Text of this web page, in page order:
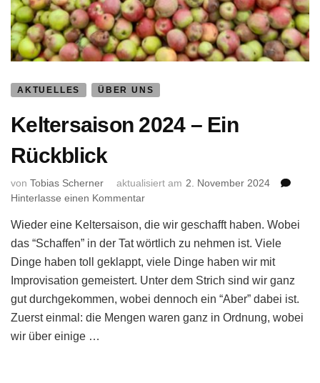
AKTUELLES ÜBER UNS
Keltersaison 2024 – Ein
Rückblick
von Tobias Scherner aktualisiert am 2. November 2024
Hinterlasse einen Kommentarzu
2024
–
Ein
Wieder eine Keltersaison, die wir geschafft haben. Wobei
das “Schaffen” in der Tat wörtlich zu nehmen ist. Viele
Dinge haben toll geklappt, viele Dinge haben wir mit
Improvisation gemeistert. Unter dem Strich sind wir ganz
gut durchgekommen, wobei dennoch ein “Aber” dabei ist.
Zuerst einmal: die Mengen waren ganz in Ordnung, wobei
wir über einige …